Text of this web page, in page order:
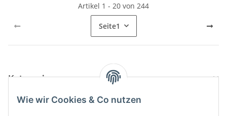
Artikel 1 - 20 von 244
Seite1
Kategorien
Wie wir Cookies & Co nutzen